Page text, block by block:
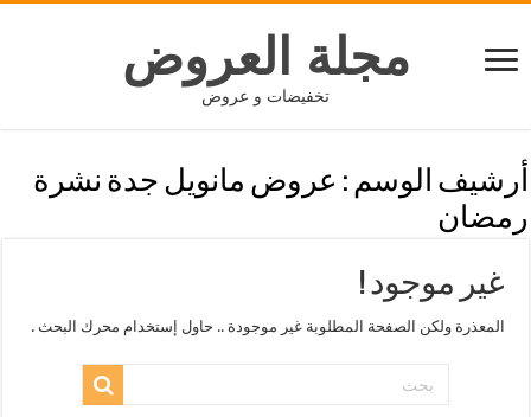
مجلة العروض
تخفيضات و عروض
أرشيف الوسم : عروض مانويل جدة نشرة
رمضان
غير موجود !
المعذرة ولكن الصفحة المطلوبة غير موجودة .. حاول إستخدام محرك البحث .